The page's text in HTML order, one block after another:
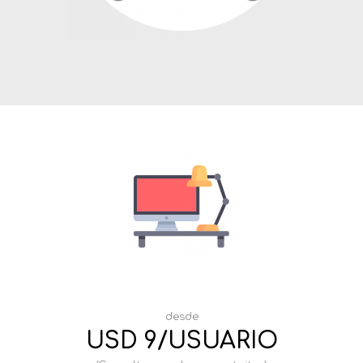
desde
USD 9/USUARIO